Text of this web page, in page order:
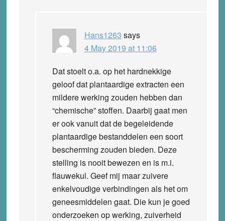
Hans1263 says
4 May 2019 at 11:06
Dat stoelt o.a. op het hardnekkige
geloof dat plantaardige extracten een
mildere werking zouden hebben dan
“chemische” stoffen. Daarbij gaat men
er ook vanuit dat de begeleidende
plantaardige bestanddelen een soort
bescherming zouden bieden. Deze
stelling is nooit bewezen en is m.i.
flauwekul. Geef mij maar zuivere
enkelvoudige verbindingen als het om
geneesmiddelen gaat. Die kun je goed
onderzoeken op werking, zuiverheid